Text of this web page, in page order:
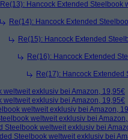
Re(13): Hancock Extended Steelbook
Re(14): Hancock Extended
Re(15): Hancock Extended
Re(16): Hancock Extended
Re(17): Hancock
weltweit exklusiv bei Amazon, 19,95€
weltweit exklusiv bei Amazon, 19,95€
weltweit exklusiv bei Amazon,
weltweit exklusiv bei
Steelbook weltweit exklusiv bei
Steelbook weltweit exklusiv bei